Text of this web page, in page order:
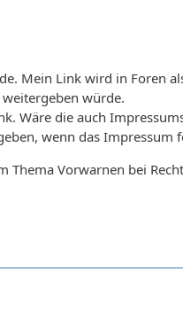
Mein Link wird in Foren
würde.
Wäre die auch
wenn das Impressum
Thema Vorwarnen bei